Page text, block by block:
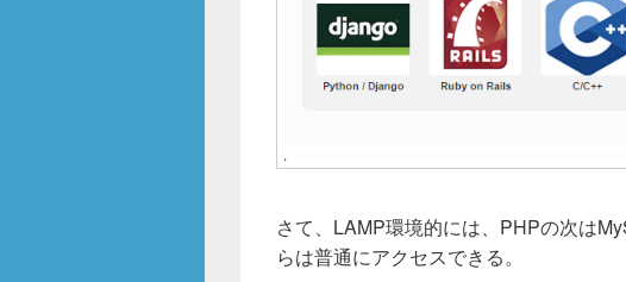
さて、LAMP環境的には、PHPの次は
らは普通にアクセスできる。